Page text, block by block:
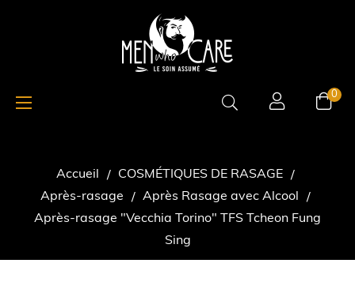
0
Basculer
la
☰
Accueil
COSMÉTIQUES DE RASAGE
Après-rasage
Après Rasage avec Alcool
Après-rasage "Vecchia Torino" TFS Tcheon Fung
Sing